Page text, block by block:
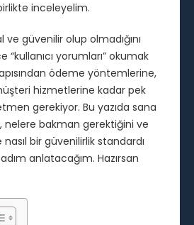
inceleyelim.
güvenilir olup olmadığını
yorumları” okumak
ödeme yöntemlerine,
hizmetlerine kadar pek
gerekiyor. Bu yazıda sana
nelere bakman gerektiğini ve
bir güvenilirlik standardı
anlatacağım. Hazırsan